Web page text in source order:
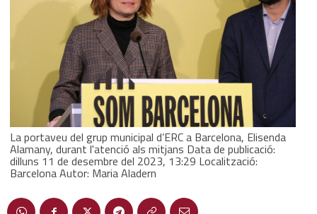
La portaveu del grup municipal d’ERC a Barcelona, Elisenda
Alamany, durant l'atenció als mitjans Data de publicació:
dilluns 11 de desembre del 2023, 13:29 Localització:
Barcelona Autor: Maria Aladern